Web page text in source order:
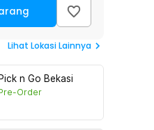
Lihat Lokasi Lainnya
Pick n Go Bekasi
Order